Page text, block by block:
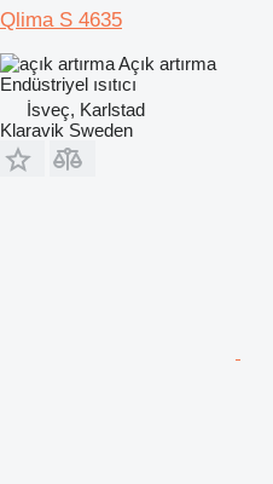
Qlima S 4635
Açık artırma
Endüstriyel ısıtıcı
İsveç, Karlstad
Klaravik Sweden